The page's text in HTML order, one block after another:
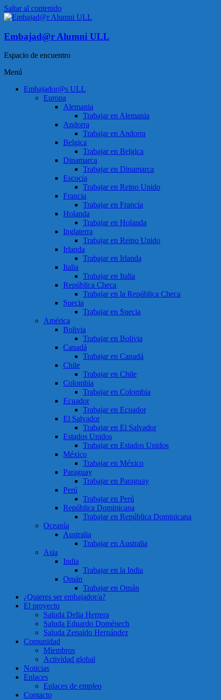
Saltar al contenido
Embajad@r Alumni ULL
Espacio de encuentro
Menú
Embajador@s ULL
Europa
Alemania
Trabajar en Alemania
Andorra
Trabajar en Andorra
Belgica
Trabajar en Belgica
Dinamarca
Trabajar en Dinamarca
Escocia
Trabajar en Reino Unido
Francia
Trabajar en Francia
Holanda
Trabajar en Holanda
Inglaterra
Trabajar en Reino Unido
Irlanda
Trabajar en Irlanda
Italia
Trabajar en Italia
República Checa
Trabajar en la República Checa
Suecia
Trabajar en Suecia
América
Bolivia
Trabajar en Bolivia
Canadá
Trabajar en Canadá
Chile
Trabajar en Chile
Colombia
Trabajar en Colombia
Ecuador
Trabajar en Ecuador
El Salvador
Trabajar en El Salvador
Estados Unidos
Trabajar en Estados Unidos
México
Trabajar en México
Paraguay
Trabajar en Paraguay
Perú
Trabajar en Perú
República Dominicana
Trabajar en República Dominicana
Oceanía
Australia
Trabajar en Australia
Asia
India
Trabajar en la India
Omán
Trabajar en Omán
¿Quieres ser embajador/a?
El proyecto
Saluda Delia Herrera
Saluda Eduardo Doménech
Saluda Zenaido Hernández
Comunidad
Miembros
Actividad global
Noticias
Enlaces
Enlaces de empleo
Contacto